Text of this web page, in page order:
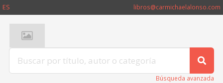
ES libros@carmichaelalonso.com
Búsqueda avanzada